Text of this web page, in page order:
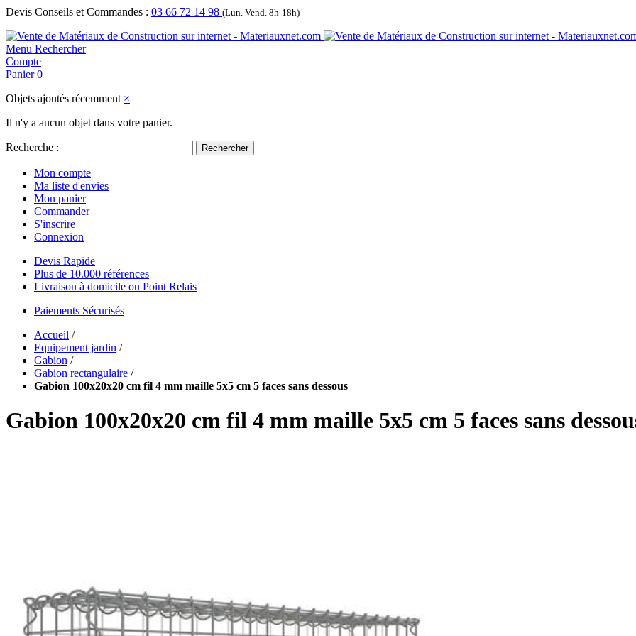
Devis Conseils et Commandes : 03 66 72 14 98 (Lun. Vend. 8h-18h)
Menu Rechercher
Compte
Panier 0
Objets ajoutés récemment ×
Il n'y a aucun objet dans votre panier.
Recherche : Rechercher
Mon compte
Ma liste d'envies
Mon panier
Commander
S'inscrire
Connexion
Devis Rapide
Plus de 10.000 références
Livraison à domicile ou Point Relais
Paiements Sécurisés
Accueil /
Equipement jardin /
Gabion /
Gabion rectangulaire /
Gabion 100x20x20 cm fil 4 mm maille 5x5 cm 5 faces sans dessous
Gabion 100x20x20 cm fil 4 mm maille 5x5 cm 5 faces sans